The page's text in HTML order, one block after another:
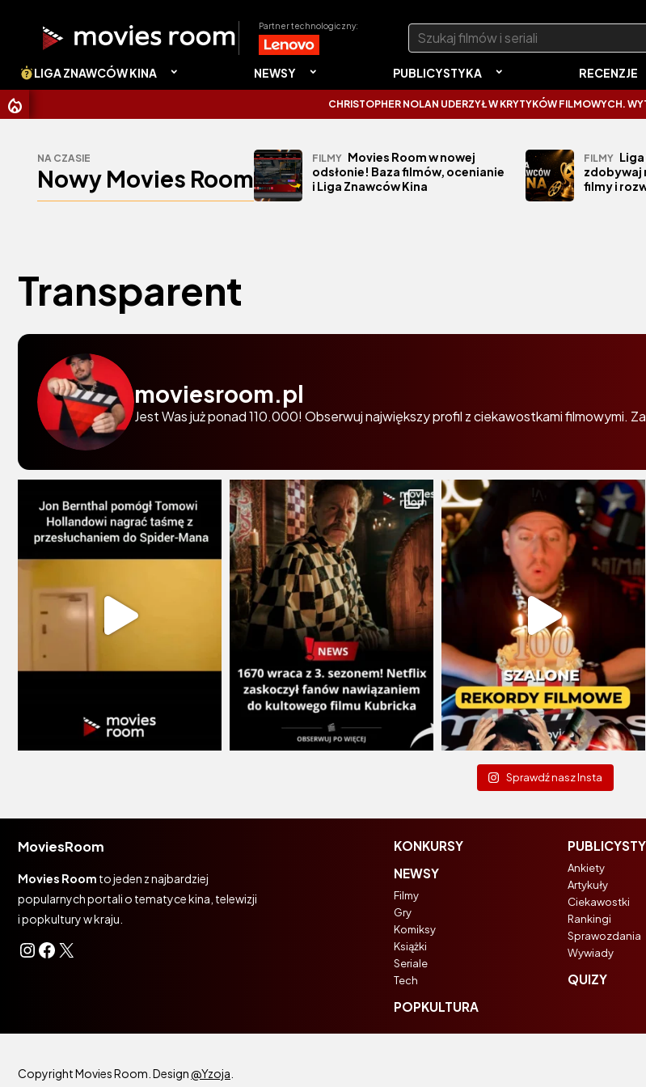
Partner technologiczny: Szukaj:
LIGA ZNAWCÓW KINA NEWSY PUBLICYSTYKA RECENZJE
CHRISTOPHER NOLAN UDERZYŁ W KRYTYKÓW FILMOWYCH.
NA CZASIE
Nowy Movies Room
FILMY Movies Room w nowej
odsłonie! Baza filmów, ocenianie
i Liga Znawców Kina
FILMY
zdobywaj
filmy i
Transparent
moviesroom.pl
Jest Was już ponad 110.000! Obserwuj największy profil z ciekawostkami filmowymi.
Sprawdź nasz Insta
MoviesRoom
Movies Room to jeden z najbardziej
popularnych portali o tematyce kina, telewizji
i popkultury w kraju.
Instagram
Facebook
X
KONKURSY
NEWSY
Filmy
Gry
Komiksy
Książki
Seriale
Tech
POPKULTURA
Ankiety
Artykuły
Ciekawostki
Rankingi
Sprawozdania
Wywiady
QUIZY
Copyright Movies Room. Design@Yzoja